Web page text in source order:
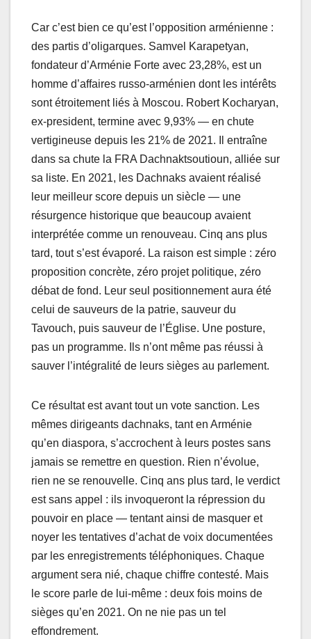
Car c’est bien ce qu’est l’opposition arménienne :
des partis d’oligarques. Samvel Karapetyan,
fondateur d’Arménie Forte avec 23,28%, est un
homme d’affaires russo-arménien dont les intérêts
sont étroitement liés à Moscou. Robert Kocharyan,
ex-president, termine avec 9,93% — en chute
vertigineuse depuis les 21% de 2021. Il entraîne
dans sa chute la FRA Dachnaktsoutioun, alliée sur
sa liste. En 2021, les Dachnaks avaient réalisé
leur meilleur score depuis un siècle — une
résurgence historique que beaucoup avaient
interprétée comme un renouveau. Cinq ans plus
tard, tout s’est évaporé. La raison est simple : zéro
proposition concrète, zéro projet politique, zéro
débat de fond. Leur seul positionnement aura été
celui de sauveurs de la patrie, sauveur du
Tavouch, puis sauveur de l’Église. Une posture,
pas un programme. Ils n’ont même pas réussi à
sauver l’intégralité de leurs sièges au parlement.
Ce résultat est avant tout un vote sanction. Les
mêmes dirigeants dachnaks, tant en Arménie
qu’en diaspora, s’accrochent à leurs postes sans
jamais se remettre en question. Rien n’évolue,
rien ne se renouvelle. Cinq ans plus tard, le verdict
est sans appel : ils invoqueront la répression du
pouvoir en place — tentant ainsi de masquer et
noyer les tentatives d’achat de voix documentées
par les enregistrements téléphoniques. Chaque
argument sera nié, chaque chiffre contesté. Mais
le score parle de lui-même : deux fois moins de
sièges qu’en 2021. On ne nie pas un tel
effondrement.